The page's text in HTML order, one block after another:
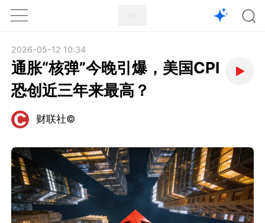
1X
2026-05-12 10:34
通胀“核弹”今晚引爆，美国CPI
恐创近三年来最高？
财联社©